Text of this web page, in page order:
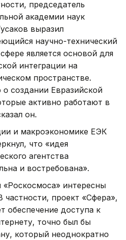
председатель
академии наук
выразил
научно-технический
является основой для
интеграции на
пространстве.
создании Евразийской
активно работают в
он.
и макроэкономике ЕЭК
что «идея
агентства
и востребована».
интересны
проект «Сфера»,
обеспечение доступа к
точно был бы
который неоднократно